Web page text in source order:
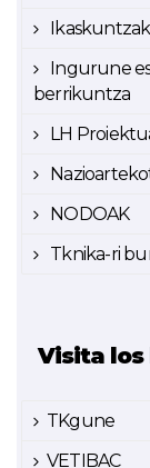
Ingurune
berrikuntza
LH
NODOAK
Tknika-ri
Visita los
TKgune
VETIBAC